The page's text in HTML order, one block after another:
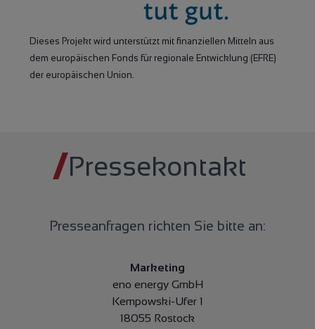
Dieses Projekt wird unterstützt mit finanziellen Mitteln aus
dem europäischen Fonds für regionale Entwicklung (EFRE)
der europäischen Union.
Pressekontakt
Presseanfragen richten Sie bitte an:
Marketing
eno energy GmbH
Kempowski-Ufer 1
18055 Rostock